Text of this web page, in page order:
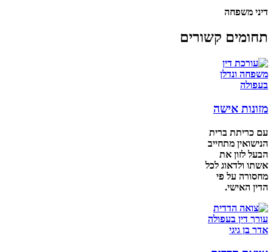
דיני משפחה
תחומים קשורים
מזונות אישה
עם כריתת ברית
הנישואין מתחייב
הבעל לזון את
אשתו ולדאוג לכל
מחסורה על פי
הדין האישי.